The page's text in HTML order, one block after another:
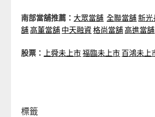
南部當舖推薦： 大眾當舖 全聯當舖新光
舖高董當舖 中天融資格尚當舖高進當舖
股票： 上舜未上市福臨未上市 百鴻未上
標籤